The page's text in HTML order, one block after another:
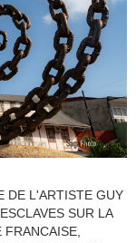
DE L'ARTISTE GUY
SUR LA
FRANCAISE,